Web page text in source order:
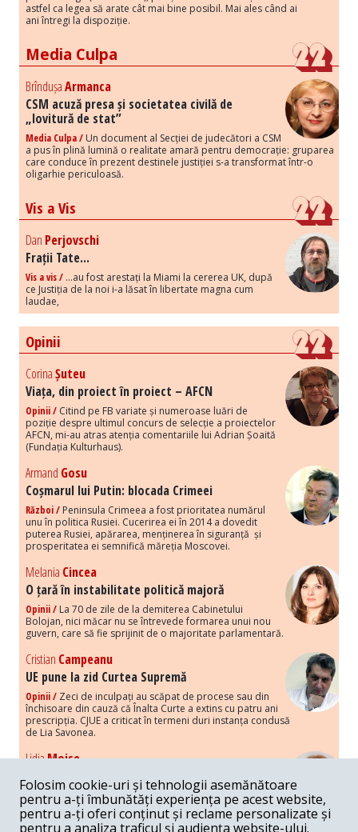
astfel ca legea să arate cât mai bine posibil. Mai ales când ai
ani întregi la dispoziție.
Media Culpa
BrîndușaArmanca
CSM acuză presa și societatea civilă de
„lovitură de stat”
Media Culpa / Un document al Secției de judecători a CSM
a pus în plină lumină o realitate amară pentru democrație: gruparea
care conduce în prezent destinele justiției s-a transformat într-o
oligarhie periculoasă.
Vis a Vis
Dan Perjovschi
Frații Tate...
Vis a vis / ...au fost arestați la Miami la cererea UK, după
ce Justiția de la noi i-a lăsat în libertate magna cum
laudae,
Opinii
CorinaȘuteu
Viața, din proiect în proiect – AFCN
Opinii / Citind pe FB variate și numeroase luări de
poziție despre ultimul concurs de selecție a proiectelor
AFCN, mi-au atras atenția comentariile lui Adrian Șoaită
(Fundația Kulturhaus).
Armand Gosu
Coșmarul lui Putin: blocada Crimeei
Război / Peninsula Crimeea a fost prioritatea numărul
unu în politica Rusiei. Cucerirea ei în 2014 a dovedit
puterea Rusiei, apărarea, menținerea în siguranță și
prosperitatea ei semnifică măreția Moscovei.
Melania Cincea
O țară în instabilitate politică majoră
Opinii / La 70 de zile de la demiterea Cabinetului
Bolojan, nici măcar nu se întrevede formarea unui nou
guvern, care să fie sprijinit de o majoritate parlamentară.
Cristian Campeanu
UE pune la zid Curtea Supremă
Opinii / Zeci de inculpați au scăpat de procese sau din
închisoare din cauză că Înalta Curte a extins cu patru ani
prescripția. CJUE a criticat în termeni duri instanța condusă
de Lia Savonea.
LidiaMoise
Costurile economice ale haosului politic
Opinii / Economia nu poate rezista cu retorica falsă a
susținerii intereselor poporului, care, de fapt, ascunde
obsesia menținerii privilegiilor și a averilor unor caste.
Folosim cookie-uri și tehnologii asemănătoare
pentru a-ți îmbunătăți experiența pe acest website,
pentru a-ți oferi conținut și reclame personalizate și
pentru a analiza traficul și audiența website-ului.